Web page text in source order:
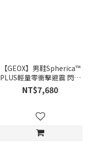
【GEOX】男鞋Spherica™
PLUS輕量零衝擊避震 閃穿
運動休閒鞋｜經典黑
NT$7,680